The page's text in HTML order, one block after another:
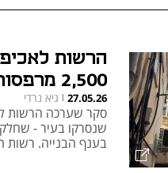
הרשות
2,500 מרפסות מסוכנות
27.05.26
| גיא נרדי
שנסרקו בעיר -
בענף הבנייה. רשות